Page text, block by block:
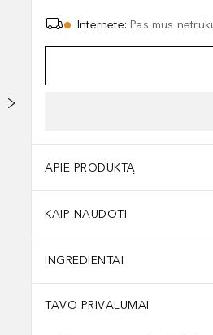
Internete: Pas mus
APIE PRODUKTĄ
KAIP NAUDOTI
INGREDIENTAI
TAVO PRIVALUMAI